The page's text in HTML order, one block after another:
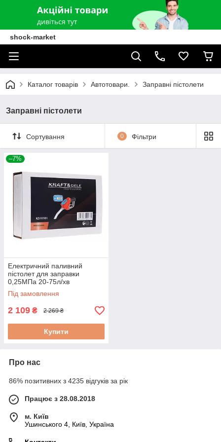
shock-market
Каталог товарів Автотовари. Заправні пістолети
Заправні пістолети
Сортування 0 Фільтри
–7%
Електричний паливний
пістолет для заправки
0,25МПа 20-75л/хв
Kraft&Dele KD10581 пістолет/
наповнювач
Під замовлення
2 109 ₴ 2 269 ₴
Купити
Про нас
86% позитивних з 4235 відгуків за рік
Працює з 28.08.2018
м. Київ
Ушинського 4, Київ, Україна